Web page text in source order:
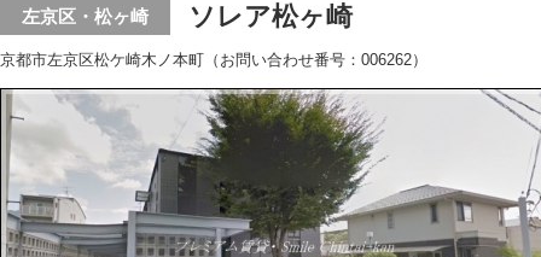
左京区・松ヶ崎 ソレア松ヶ崎
京都市左京区松ケ崎木ノ本町（お問い合わせ番号：006262）